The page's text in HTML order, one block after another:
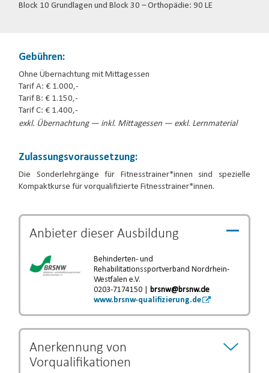
Block 10 Grundlagen und Block 30 – Orthopädie: 90 LE
Gebühren:
Ohne Übernachtung mit Mittagessen
Tarif A: € 1.000,-
Tarif B: € 1.150,-
Tarif C: € 1.400,-
exkl. Übernachtung — inkl. Mittagessen — exkl. Lernmaterial
Zulassungsvoraussetzung:
Die Sonderlehrgänge für Fitnesstrainer*innen sind spezielle
Kompaktkurse für vorqualifizierte Fitnesstrainer*innen.
Anbieter dieserAusbildung
Behinderten- und
Rehabilitationssportverband Nordrhein-
Westfalen e.V.
0203-7174150 |
brsnw@brsnw.de
www.brsnw-qualifizierung.de
Anerkennung von
Vorqualifikationen